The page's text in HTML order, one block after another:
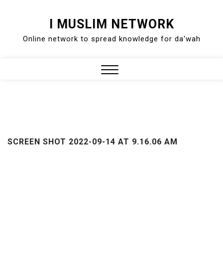
content
I MUSLIM NETWORK
Online network to spread knowledge for da'wah
SCREEN SHOT 2022-09-14 AT 9.16.06 AM